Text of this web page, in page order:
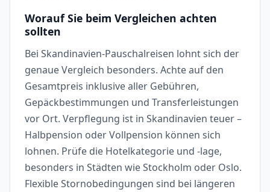
Worauf Sie beim Vergleichen achten
sollten
Bei Skandinavien-Pauschalreisen lohnt sich der
genaue Vergleich besonders. Achte auf den
Gesamtpreis inklusive aller Gebühren,
Gepäckbestimmungen und Transferleistungen
vor Ort. Verpflegung ist in Skandinavien teuer –
Halbpension oder Vollpension können sich
lohnen. Prüfe die Hotelkategorie und -lage,
besonders in Städten wie Stockholm oder Oslo.
Flexible Stornobedingungen sind bei längeren